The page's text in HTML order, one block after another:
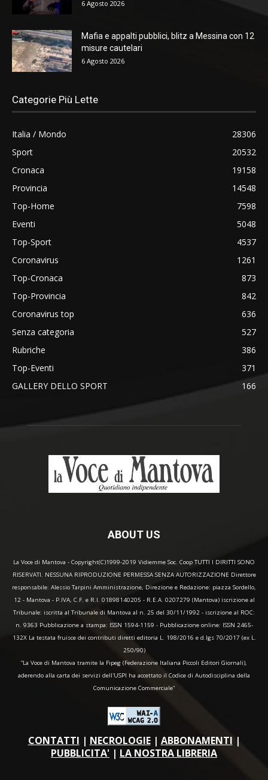
6 Agosto 2026
Mafia e appalti pubblici, blitz a Messina con 12
misure cautelari
6 Agosto 2026
Categorie Più Lette
Italia / Mondo
28306
Sport
20532
Cronaca
19158
Provincia
14548
Top-Home
7598
Eventi
5048
Top-Sport
4537
Coronavirus
1261
Top-Cronaca
873
Top-Provincia
842
Coronavirus top
636
Senza categoria
527
Rubriche
386
Top-Eventi
371
GALLERY DELLO SPORT
166
ABOUT US
La Voce di Mantova - Copyright(C)1999-2019 Vidiemme Soc. Coop TUTTI I DIRITTI SONO
RISERVATI. NESSUNA RIPRODUZIONE PERMESSA SENZA AUTORIZZAZIONE Direttore
responsabile: Alessio Tarpini Amministrazione, Direzione e Redazione: piazza Sordello,
12 - Mantova - P.IVA, C.F. e R.I. 01898140205 - R.E.A. 0207279 (Mantova) iscrizione al
Tribunale: iscritta al Tribunale di Mantova al n. 25 del 30/11/1992 - iscrizione al ROC:
n. 9363 Pubblicazione a stampa: ISSN 1594-1159 - Pubblicazione online: ISSN 2465-
132X La testata fruisce dei contributi diretti editoria L. 198/2016 e d.lgs 70/2017 (ex L.
250/90)
“La Voce di Mantova tramite la Fipeg (Federazione Italiana Piccoli Editori Giornali),
aderendo alla carta dei servizi dell'USPI ha accettato il Codice di Autodisciplina della
Comunicazione Commerciale"
CONTATTI | NECROLOGIE| ABBONAMENTI |
PUBBLICITA' | LA NOSTRA LIBRERIA